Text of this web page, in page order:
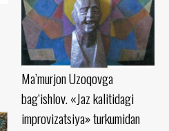
Ma’murjon Uzoqovga
bag‘ishlov. «Jaz kalitidagi
improvizatsiya» turkumidan